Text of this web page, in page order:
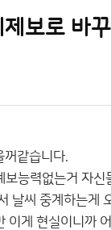
보로 바
꺼같습니다.
능력없는거 자
날씨 중계하는게
이게 현실이니까